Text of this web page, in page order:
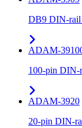
DB9 DIN-rail
ADAM-
100-pin DIN-
ADAM-3920
20-pin DIN-